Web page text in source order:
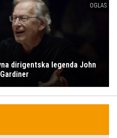
OGLAS
dirigentska legenda John